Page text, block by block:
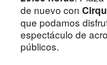
de nuevo con
que podamos
espectáculo de
públicos.